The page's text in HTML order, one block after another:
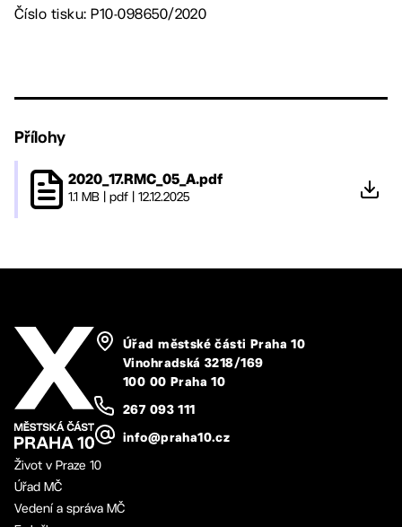
Číslo tisku: P10-098650/2020
Přílohy
2020_17.RMC_05_A.pdf
1.1 MB pdf 12.12.2025
Úřad městské části Praha 10
Vinohradská 3218/169
100 00 Praha 10
267 093 111
info@praha10.cz
Život v Praze 10
Úřad MČ
Vedení a správa MČ